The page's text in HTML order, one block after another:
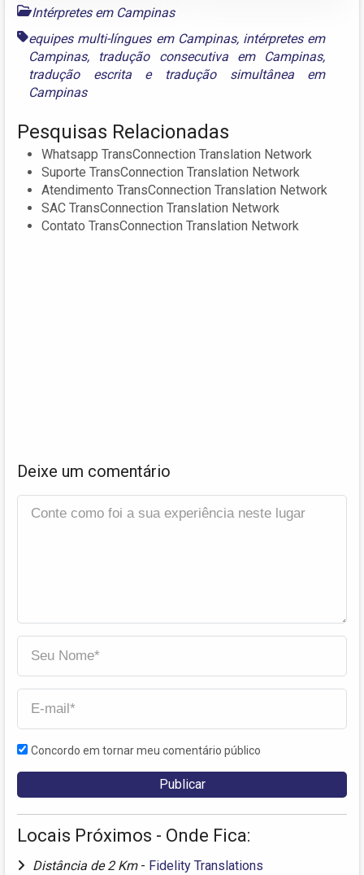
Intérpretes em Campinas
equipes multi-língues em Campinas, intérpretes em
Campinas, tradução consecutiva em Campinas,
tradução escritae
tradução simultânea em
Campinas
Pesquisas Relacionadas
Whatsapp TransConnection Translation Network
Suporte TransConnection Translation Network
Atendimento TransConnection Translation Network
SAC TransConnection Translation Network
Contato TransConnection Translation Network
Deixe um comentário
Concordo em tornar meu comentário público
Locais Próximos - Onde Fica:
Distância de 2 Km - Fidelity Translations